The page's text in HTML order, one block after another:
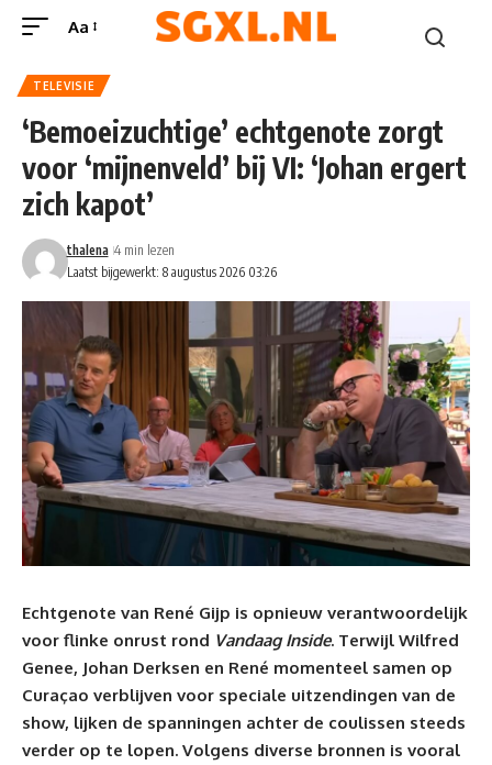
Aa
TELEVISIE
‘Bemoeizuchtige’ echtgenote zorgt
voor ‘mijnenveld’ bij VI: ‘Johan ergert
zich kapot’
Laatst bijgewerkt: 8 augustus 2026 03:26
thalena 4 min lezen
Echtgenote van René Gijp is opnieuw verantwoordelijk
voor flinke onrust rond Vandaag Inside. Terwijl Wilfred
Genee, Johan Derksen en René momenteel samen op
Curaçao verblijven voor speciale uitzendingen van de
show, lijken de spanningen achter de coulissen steeds
verder op te lopen. Volgens diverse bronnen is vooral